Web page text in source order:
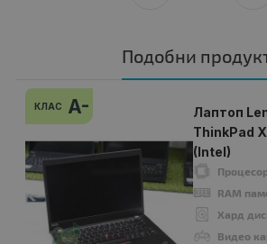
Подобни
КЛАС A-
Лаптоп
ThinkPad
(Intel)
RAM
Хард
Видео